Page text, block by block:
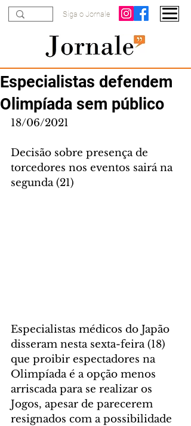
Siga o Jornale
Especialistas defendem
Olimpíada sem público
18/06/2021
Decisão sobre presença de
torcedores nos eventos sairá na
segunda (21)
Especialistas médicos do Japão
disseram nesta sexta-feira (18)
que proibir espectadores na
Olimpíada é a opção menos
arriscada para se realizar os
Jogos, apesar de parecerem
resignados com a possibilidade